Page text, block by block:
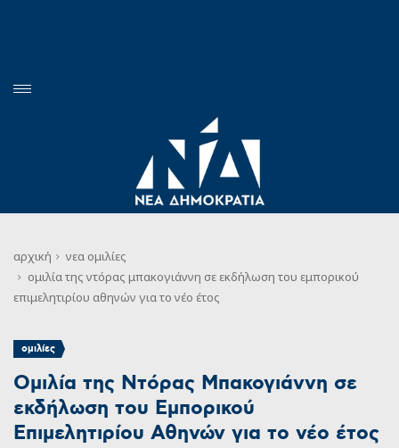
αρχική νεα ομιλίες
ομιλία της ντόρας μπακογιάννη σε εκδήλωση του εμπορικού
επιμελητιρίου αθηνών για το νέο έτος
ομιλίες
Ομιλία της Ντόρας Μπακογιάννη σε
εκδήλωση του Εμπορικού
Επιμελητιρίου Αθηνών για το νέο έτος